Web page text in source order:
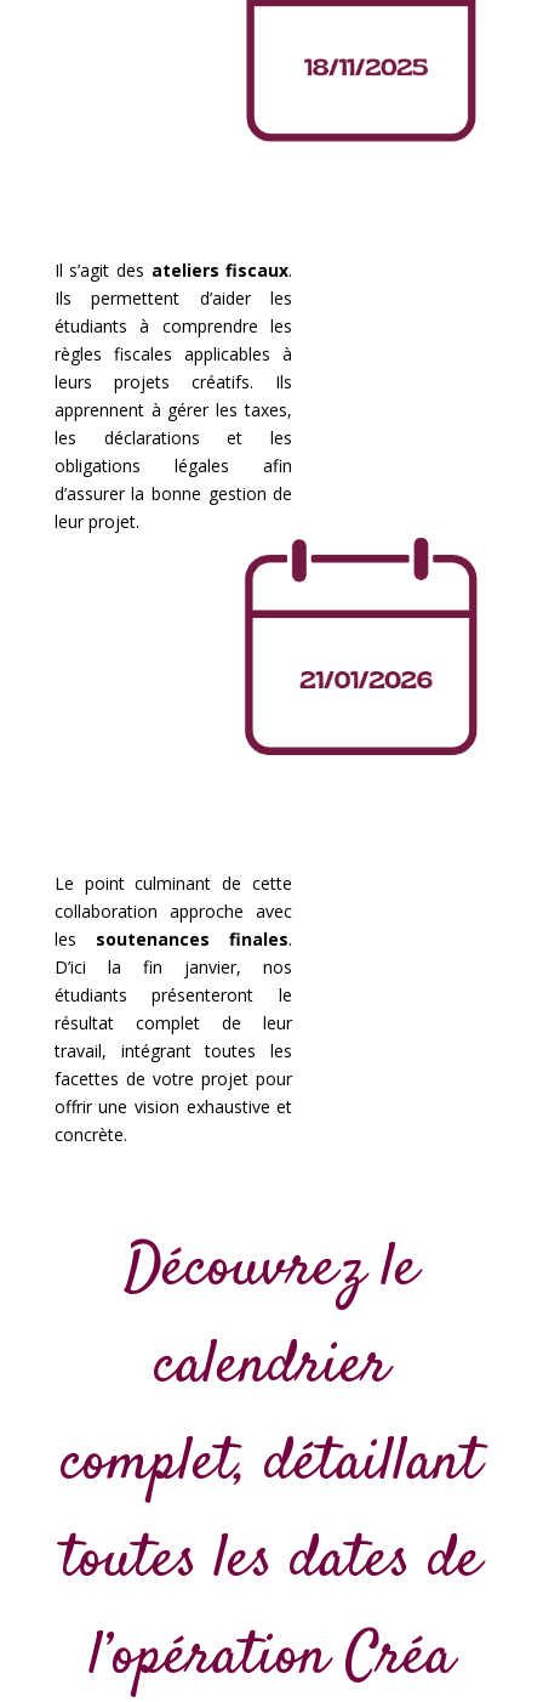
Il s’agit des ateliers fiscaux.
Ils permettent d’aider les
étudiants à comprendre les
règles fiscales applicables à
leurs projets créatifs. Ils
apprennent à gérer les taxes,
les déclarations et les
obligations légales afin
d’assurer la bonne gestion de
leur projet.
Le point culminant de cette
collaboration approche avec
les soutenances finales.
D’ici la fin janvier, nos
étudiants présenteront le
résultat complet de leur
travail, intégrant toutes les
facettes de votre projet pour
offrir une vision exhaustive et
concrète.
Découvrez le
calendrier
complet, détaillant
toutes les dates de
l’opération Créa